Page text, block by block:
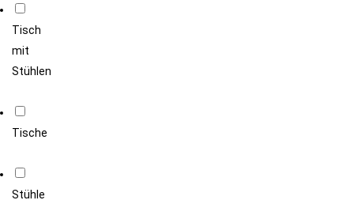
Tisch
mit
Stühlen
Tische
Stühle